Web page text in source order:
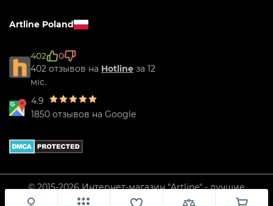
Artline Poland
402
0
402 отзывов на Hotline за 12
міс.
4.9
1850 отзывов на Google
© 2015-2026 Интернет-магазин "Artline" - лучшие
компьютеры Украины.